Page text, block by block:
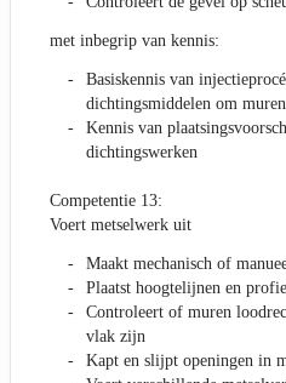
met inbegrip van kennis:
Basiskennis van
dichtingsmiddelen om
Kennis van
dichtingswerken
Competentie 13:
Voert metselwerk uit
Maakt mechanisch of
Plaatst hoogtelijnen en
Controleert of muren
vlak zijn
Kapt en slijpt openingen in